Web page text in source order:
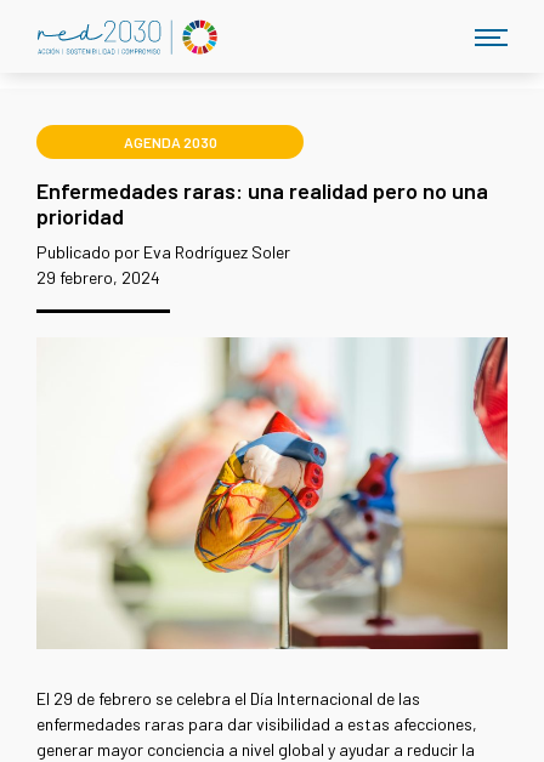
AGENDA 2030
Enfermedades raras: una realidad pero no una
prioridad
Publicado por Eva Rodríguez Soler
29 febrero, 2024
El 29 de febrero se celebra el Día Internacional de las
enfermedades raras para dar visibilidad a estas afecciones,
generar mayor conciencia a nivel global y ayudar a reducir la